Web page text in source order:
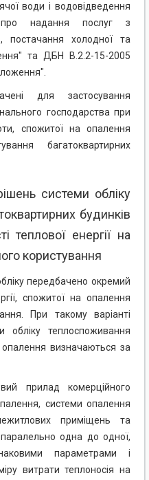
води і водовідведення
надання послуг з
постачання холодної та
та ДБН В.2.2-15-2005
для застосування
господарства при
спожитої на опалення
багатоквартирних
системи обліку
будинків
теплової енергії на
користування
передбачено окремий
спожитої на опалення
При такому варіанті
обліку теплоспоживання
опалення визначаються за
прилад комерційного
системи опалення
приміщень та
одна до одної,
параметрами і
витрати теплоносія на